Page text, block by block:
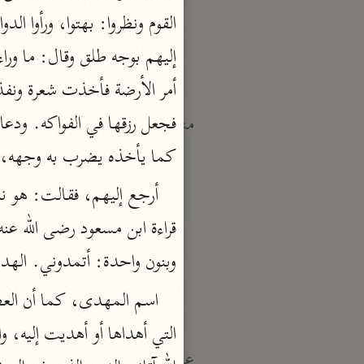
الماوردي (٤٥٠ هـ)
نحو ٦ مجلدات
منتقاة
تفسير ابن قيّم الجوزيّة
نحو ١٢ مجلدًا
تفسير شيخ الإسلام
ابن تيمية (٧٢٨ هـ)
كما يأخذه يضرب به وجهه،
وبنون واحدة: أتمدوني.